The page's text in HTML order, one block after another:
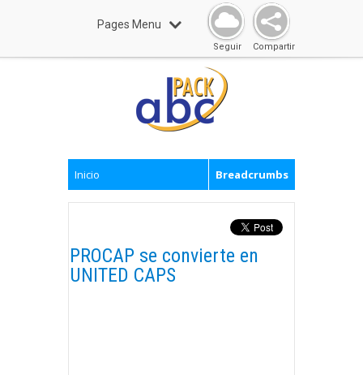
Pages Menu
Compartir
Seguir
Inicio Breadcrumbs
PROCAP se convierte en
UNITED CAPS